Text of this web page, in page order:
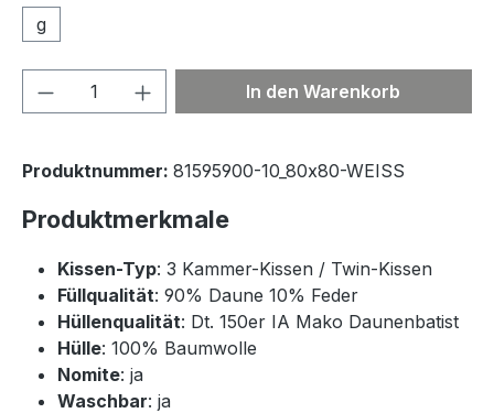
g
Produkt Anzahl: Gib denIn den Warenkorb
Produktnummer: 81595900-10_80x80-WEISS
Produktmerkmale
Kissen-Typ: 3 Kammer-Kissen / Twin-Kissen
Füllqualität: 90% Daune 10% Feder
Hüllenqualität: Dt. 150er IA Mako Daunenbatist
Hülle: 100% Baumwolle
Nomite: ja
Waschbar: ja